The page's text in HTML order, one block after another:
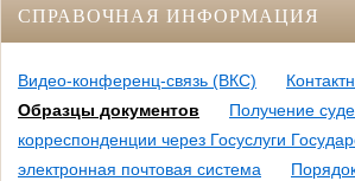
СПРАВОЧНАЯ ИНФОРМАЦИЯ
Видео-конференц-связь (ВКС)
Образцы документов
Получение
корреспонденции через Госуслуги
электронная почтовая система